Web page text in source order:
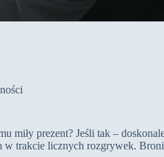
miły prezent? Jeśli tak –
trakcie licznych rozgrywek.